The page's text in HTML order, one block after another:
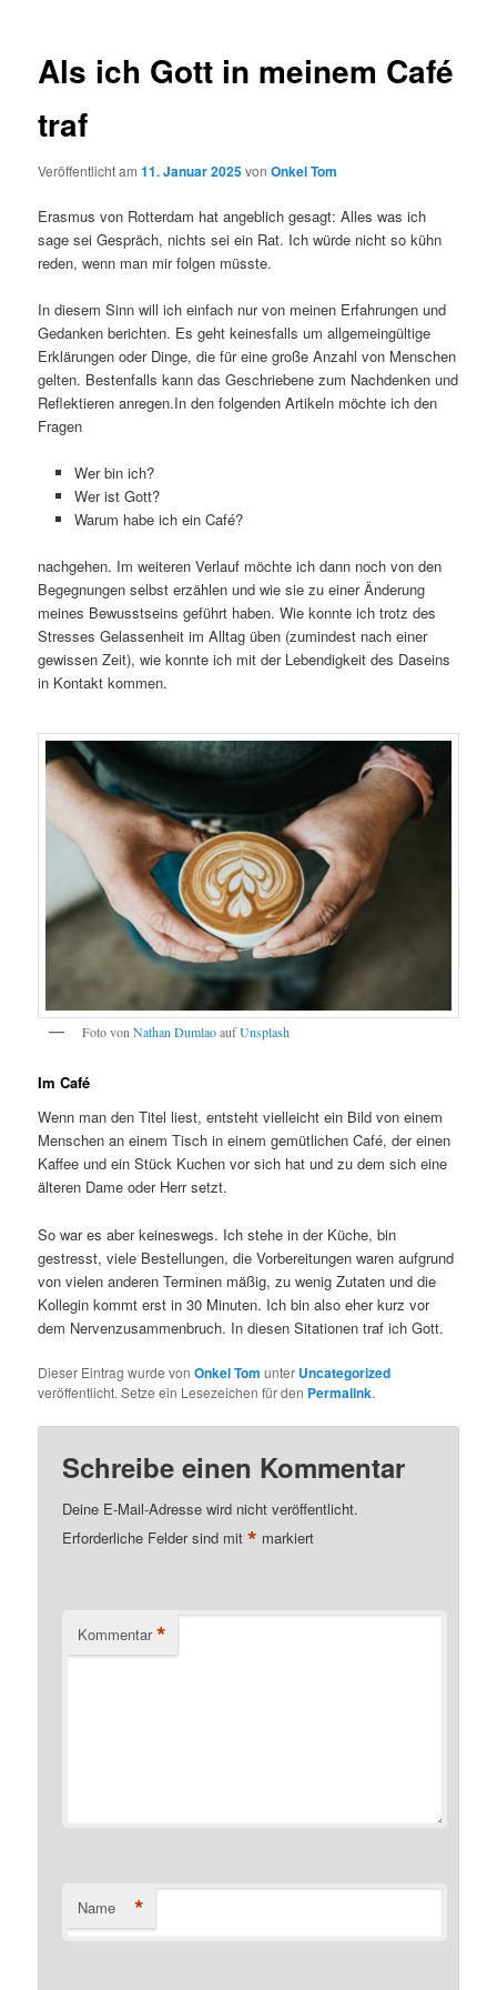
Als ich Gott in meinem Café
traf
Veröffentlicht am11. Januar 2025vonOnkel Tom
Erasmus von Rotterdam hat angeblich gesagt: Alles was ich
sage sei Gespräch, nichts sei ein Rat. Ich würde nicht so kühn
reden, wenn man mir folgen müsste.
In diesem Sinn will ich einfach nur von meinen Erfahrungen und
Gedanken berichten. Es geht keinesfalls um allgemeingültige
Erklärungen oder Dinge, die für eine große Anzahl von Menschen
gelten. Bestenfalls kann das Geschriebene zum Nachdenken und
Reflektieren anregen.In den folgenden Artikeln möchte ich den
Fragen
Wer bin ich?
Wer ist Gott?
Warum habe ich ein Café?
nachgehen. Im weiteren Verlauf möchte ich dann noch von den
Begegnungen selbst erzählen und wie sie zu einer Änderung
meines Bewusstseins geführt haben. Wie konnte ich trotz des
Stresses Gelassenheit im Alltag üben (zumindest nach einer
gewissen Zeit), wie konnte ich mit der Lebendigkeit des Daseins
in Kontakt kommen.
Foto vonNathan DumlaoaufUnsplash
Im Café
Wenn man den Titel liest, entsteht vielleicht ein Bild von einem
Menschen an einem Tisch in einem gemütlichen Café, der einen
Kaffee und ein Stück Kuchen vor sich hat und zu dem sich eine
älteren Dame oder Herr setzt.
So war es aber keineswegs. Ich stehe in der Küche, bin
gestresst, viele Bestellungen, die Vorbereitungen waren aufgrund
von vielen anderen Terminen mäßig, zu wenig Zutaten und die
Kollegin kommt erst in 30 Minuten. Ich bin also eher kurz vor
dem Nervenzusammenbruch. In diesen Sitationen traf ich Gott.
Dieser Eintrag wurde vonOnkel Tom unter Uncategorized
veröffentlicht. Setze ein Lesezeichen für den Permalink.
Schreibe einen Kommentar
Deine E-Mail-Adresse wird nicht veröffentlicht.
Erforderliche Felder sind mit* markiert
Kommentar *
Name *